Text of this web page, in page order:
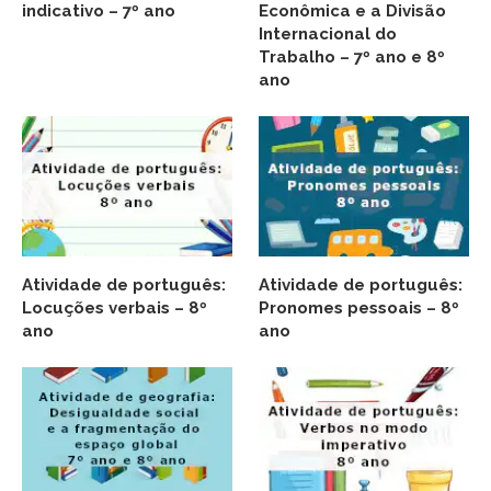
indicativo – 7º ano
Econômica e a Divisão
Internacional do
Trabalho – 7º ano e 8º
ano
Atividade de português:
Locuções verbais – 8º
ano
Atividade de português:
Pronomes pessoais – 8º
ano